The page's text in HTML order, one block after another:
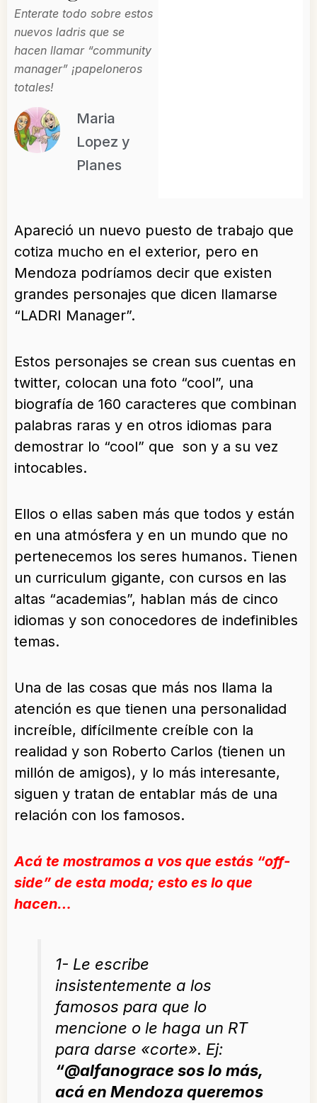
Enterate todo sobre estos
nuevos ladris que se
hacen llamar “community
manager” ¡papeloneros
totales!
Maria
Lopez y
Planes
Apareció un nuevo puesto de trabajo que
cotiza mucho en el exterior, pero en
Mendoza podríamos decir que existen
grandes personajes que dicen llamarse
“LADRI Manager”.
Estos personajes se crean sus cuentas en
twitter, colocan una foto “cool”, una
biografía de 160 caracteres que combinan
palabras raras y en otros idiomas para
demostrar lo “cool” que son y a su vez
intocables.
Ellos o ellas saben más que todos y están
en una atmósfera y en un mundo que no
pertenecemos los seres humanos. Tienen
un curriculum gigante, con cursos en las
altas “academias”, hablan más de cinco
idiomas y son conocedores de indefinibles
temas.
Una de las cosas que más nos llama la
atención es que tienen una personalidad
increíble, difícilmente creíble con la
realidad y son Roberto Carlos (tienen un
millón de amigos), y lo más interesante,
siguen y tratan de entablar más de una
relación con los famosos.
Acá te mostramos a vos que estás “off-
side” de esta moda; esto es lo que
hacen…
1- Le escribe
insistentemente a los
famosos para que lo
mencione o le haga un RT
para darse «corte». Ej:
“@alfanograce sos lo más,
acá en Mendoza queremos